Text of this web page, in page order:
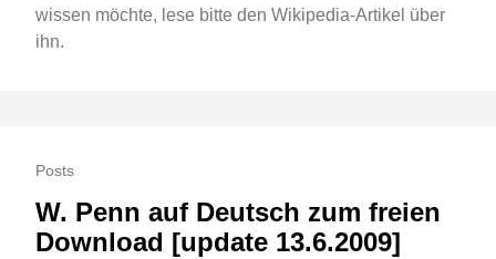
wissen möchte, lese bitte den Wikipedia-Artikel über
ihn.
Posts
W. Penn auf Deutsch zum freien
Download [update 13.6.2009]